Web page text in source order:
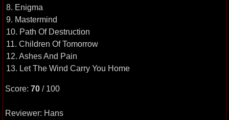
8. Enigma
9. Mastermind
10. Path Of Destruction
11. Children Of Tomorrow
12. Ashes And Pain
13. Let The Wind Carry You Home
Score: 70 / 100
Reviewer: Hans